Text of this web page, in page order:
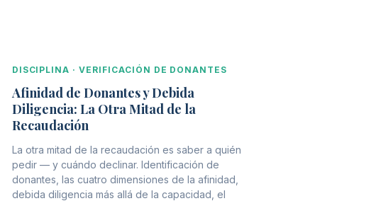
DISCIPLINA · VERIFICACIÓN DE DONANTES
Afinidad de Donantes y Debida
Diligencia: La Otra Mitad de la
Recaudación
La otra mitad de la recaudación es saber a quién
pedir — y cuándo declinar. Identificación de
donantes, las cuatro dimensiones de la afinidad,
debida diligencia más allá de la capacidad, el